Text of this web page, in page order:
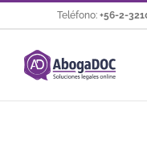
al
contenido
Teléfono: +56-2-